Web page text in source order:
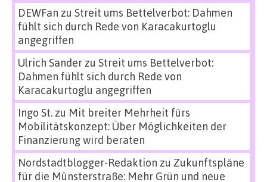
DEWFan zu Streit ums Bettelverbot: Dahmen
fühlt sich durch Rede von Karacakurtoglu
angegriffen
Ulrich Sanderzu Streit ums Bettelverbot:
Dahmen fühlt sich durch Rede von
Karacakurtoglu angegriffen
Ingo St.zu Mit breiter Mehrheit fürs
Mobilitätskonzept: Über Möglichkeiten der
Finanzierung wird beraten
Nordstadtblogger-Redaktion zu Zukunftspläne
für die Münsterstraße: Mehr Grün und neue